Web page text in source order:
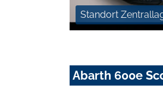
Standort
Abarth 600e